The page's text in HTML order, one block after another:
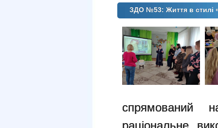
ЗДО №53: Життя в стилі
спрямований
раціональне